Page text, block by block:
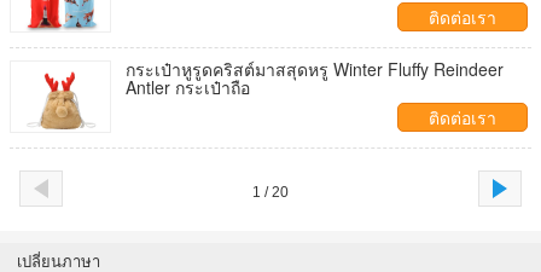
ติดต่อเรา
กระเป๋าหูรูดคริสต์มาสสุดหรู Winter Fluffy Reindeer
Antler กระเป๋าถือ
ติดต่อเรา
1 / 20
เปลี่ยนภาษา